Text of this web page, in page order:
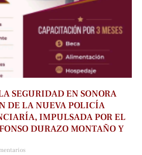
SEGURIDAD EN SONORA
DE LA NUEVA POLICÍA
IMPULSADA POR EL
DURAZO MONTAÑO Y